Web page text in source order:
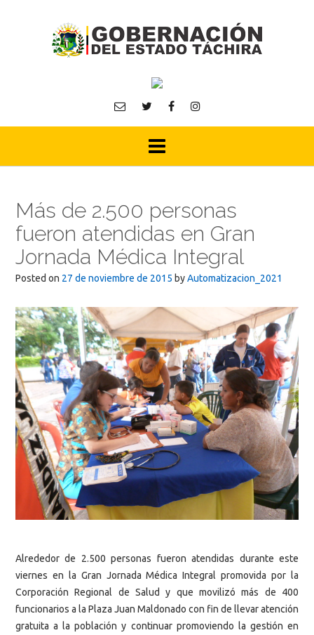
Más de 2.500 personas
fueron atendidas en Gran
Jornada Médica Integral
Posted on 27 de noviembre de 2015 byAutomatizacion_2021
Alrededor de 2.500 personas fueron atendidas durante este
viernes en la Gran Jornada Médica Integral promovida por la
Corporación Regional de Salud y que movilizó más de 400
funcionarios a la Plaza Juan Maldonado con fin de llevar atención
gratuita a la población y continuar promoviendo la gestión en